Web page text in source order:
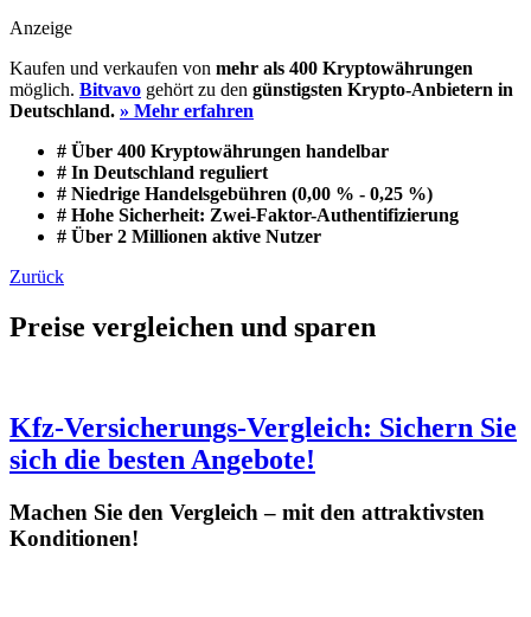
Anzeige
Kaufen und verkaufen von mehr als 400 Kryptowährungen
möglich. Bitvavo gehört zu den günstigsten Krypto-Anbietern in
Deutschland. » Mehr erfahren
# Über 400 Kryptowährungen handelbar
# In Deutschland reguliert
# Niedrige Handelsgebühren (0,00 % - 0,25 %)
# Hohe Sicherheit: Zwei-Faktor-Authentifizierung
# Über 2 Millionen aktive Nutzer
Zurück
Preise vergleichen und sparen
Kfz-Versicherungs-Vergleich: Sichern Sie
sich die besten Angebote!
Machen Sie den Vergleich – mit den attraktivsten
Konditionen!